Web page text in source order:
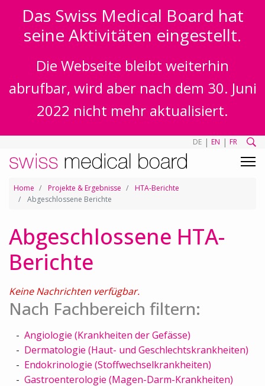
Das Swiss Medical Board hat
seine Aktivitäten eingestellt.
Die Webseite bleibt weiterhin
abrufbar, wird aber nach dem 30. Juni
2022 nicht mehr aktualisiert.
DE | EN | FR
Home Projekte & Ergebnisse
HTA-Berichte
Abgeschlossene Berichte
Abgeschlossene HTA-
Berichte
Keine Nachrichten verfügbar.
Nach Fachbereich filtern:
Angiologie (Krankheiten der Gefässe)
Dermatologie (Haut- und Geschlechtskrankheiten)
Endokrinologie (Stoffwechselkrankheiten)
Gastroenterologie (Magen-Darm-Krankheiten)